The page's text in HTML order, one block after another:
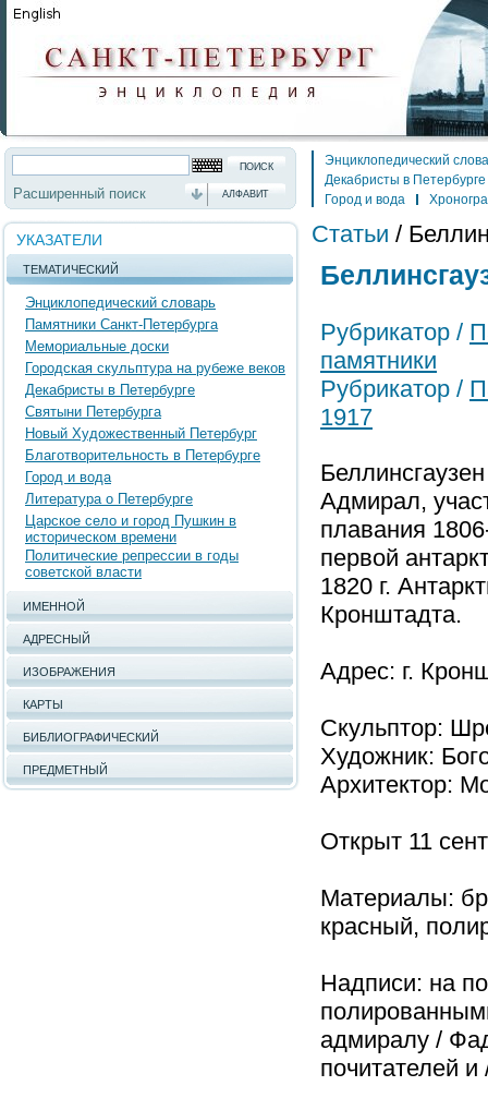
Расширенный поиск АЛФАВИТ
УКАЗАТЕЛИ
ТЕМАТИЧЕСКИЙ
Энциклопедический словарь
Памятники Санкт-Петербурга
Мемориальные доски
Городская скульптура на рубеже веков
Декабристы в Петербурге
Святыни Петербурга
Новый Художественный Петербург
Благотворительность в Петербурге
Город и вода
Литература о Петербурге
Царское село и город Пушкин в
историческом времени
Политические репрессии в годы
советской власти
ИМЕННОЙ
АДРЕСНЫЙ
ИЗОБРАЖЕНИЯ
КАРТЫ
БИБЛИОГРАФИЧЕСКИЙ
ПРЕДМЕТНЫЙ
Энциклопедический
Декабристы в Петербурге
Город и вода
Статьи /
Рубрикатор /
памятники
Рубрикатор /
1917
Адмирал,
плавания
первой
1820 г.
Кронштадта.
Адрес: г.
Скульптор:
Художник:
Архитектор:
Открыт 11
Материалы:
красный,
Надписи: на
адмиралу /
почитателей